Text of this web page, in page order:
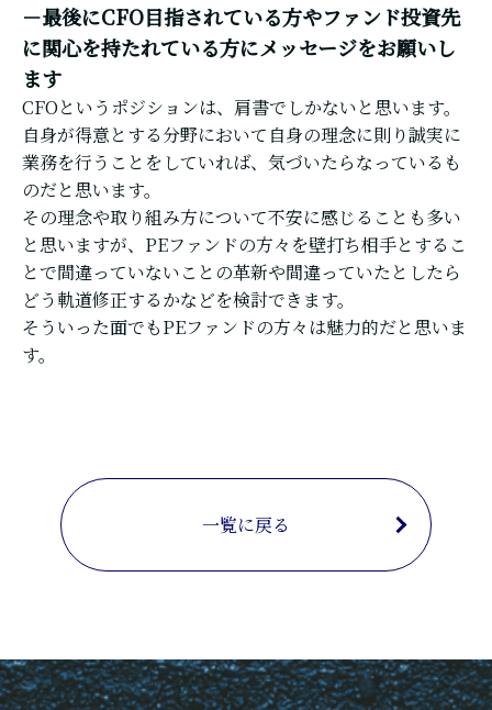
－最後にCFO目指されている方やファンド投資先
に関心を持たれている方にメッセージをお願いし
ます
CFOというポジションは、肩書でしかないと思います。
自身が得意とする分野において自身の理念に則り誠実に
業務を行うことをしていれば、気づいたらなっているも
のだと思います。
その理念や取り組み方について不安に感じることも多い
と思いますが、PEファンドの方々を壁打ち相手とするこ
とで間違っていないことの革新や間違っていたとしたら
どう軌道修正するかなどを検討できます。
そういった面でもPEファンドの方々は魅力的だと思いま
す。
一覧に戻る